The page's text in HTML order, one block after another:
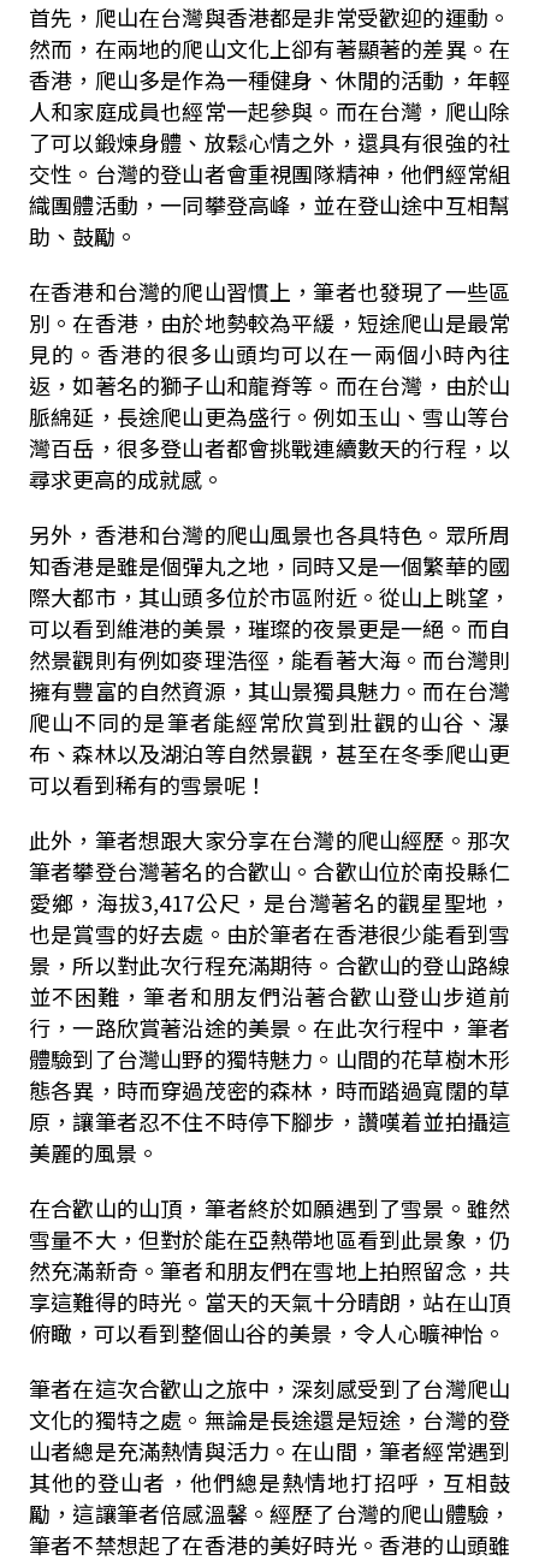
首先，爬山在台灣與香港都是非常受歡迎的運動。
然而，在兩地的爬山文化上卻有著顯著的差異。在
香港，爬山多是作為一種健身、休閒的活動，年輕
人和家庭成員也經常一起參與。而在台灣，爬山除
了可以鍛煉身體、放鬆心情之外，還具有很強的社
交性。台灣的登山者會重視團隊精神，他們經常組
織團體活動，一同攀登高峰，並在登山途中互相幫
助、鼓勵。
在香港和台灣的爬山習慣上，筆者也發現了一些區
別。在香港，由於地勢較為平緩，短途爬山是最常
見的。香港的很多山頭均可以在一兩個小時內往
返，如著名的獅子山和龍脊等。而在台灣，由於山
脈綿延，長途爬山更為盛行。例如玉山、雪山等台
灣百岳，很多登山者都會挑戰連續數天的行程，以
尋求更高的成就感。
另外，香港和台灣的爬山風景也各具特色。眾所周
知香港是雖是個彈丸之地，同時又是一個繁華的國
際大都市，其山頭多位於市區附近。從山上眺望，
可以看到維港的美景，璀璨的夜景更是一絕。而自
然景觀則有例如麥理浩徑，能看著大海。而台灣則
擁有豐富的自然資源，其山景獨具魅力。而在台灣
爬山不同的是筆者能經常欣賞到壯觀的山谷、瀑
布、森林以及湖泊等自然景觀，甚至在冬季爬山更
可以看到稀有的雪景呢！
此外，筆者想跟大家分享在台灣的爬山經歷。那次
筆者攀登台灣著名的合歡山。合歡山位於南投縣仁
愛鄉，海拔3,417公尺，是台灣著名的觀星聖地，
也是賞雪的好去處。由於筆者在香港很少能看到雪
景，所以對此次行程充滿期待。合歡山的登山路線
並不困難，筆者和朋友們沿著合歡山登山步道前
行，一路欣賞著沿途的美景。在此次行程中，筆者
體驗到了台灣山野的獨特魅力。山間的花草樹木形
態各異，時而穿過茂密的森林，時而踏過寬闊的草
原，讓筆者忍不住不時停下腳步，讚嘆着並拍攝這
美麗的風景。
在合歡山的山頂，筆者終於如願遇到了雪景。雖然
雪量不大，但對於能在亞熱帶地區看到此景象，仍
然充滿新奇。筆者和朋友們在雪地上拍照留念，共
享這難得的時光。當天的天氣十分晴朗，站在山頂
俯瞰，可以看到整個山谷的美景，令人心曠神怡。
筆者在這次合歡山之旅中，深刻感受到了台灣爬山
文化的獨特之處。無論是長途還是短途，台灣的登
山者總是充滿熱情與活力。在山間，筆者經常遇到
其他的登山者，他們總是熱情地打招呼，互相鼓
勵，這讓筆者倍感溫馨。經歷了台灣的爬山體驗，
筆者不禁想起了在香港的美好時光。香港的山頭雖